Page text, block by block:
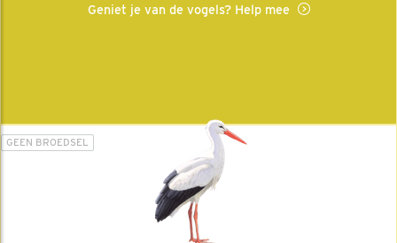
Geniet je van de vogels? Help mee
GEEN BROEDSEL